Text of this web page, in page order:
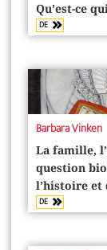
Qu’est-ce
DE
Barbara Vinken
La famille,
question
l’histoire et
DE